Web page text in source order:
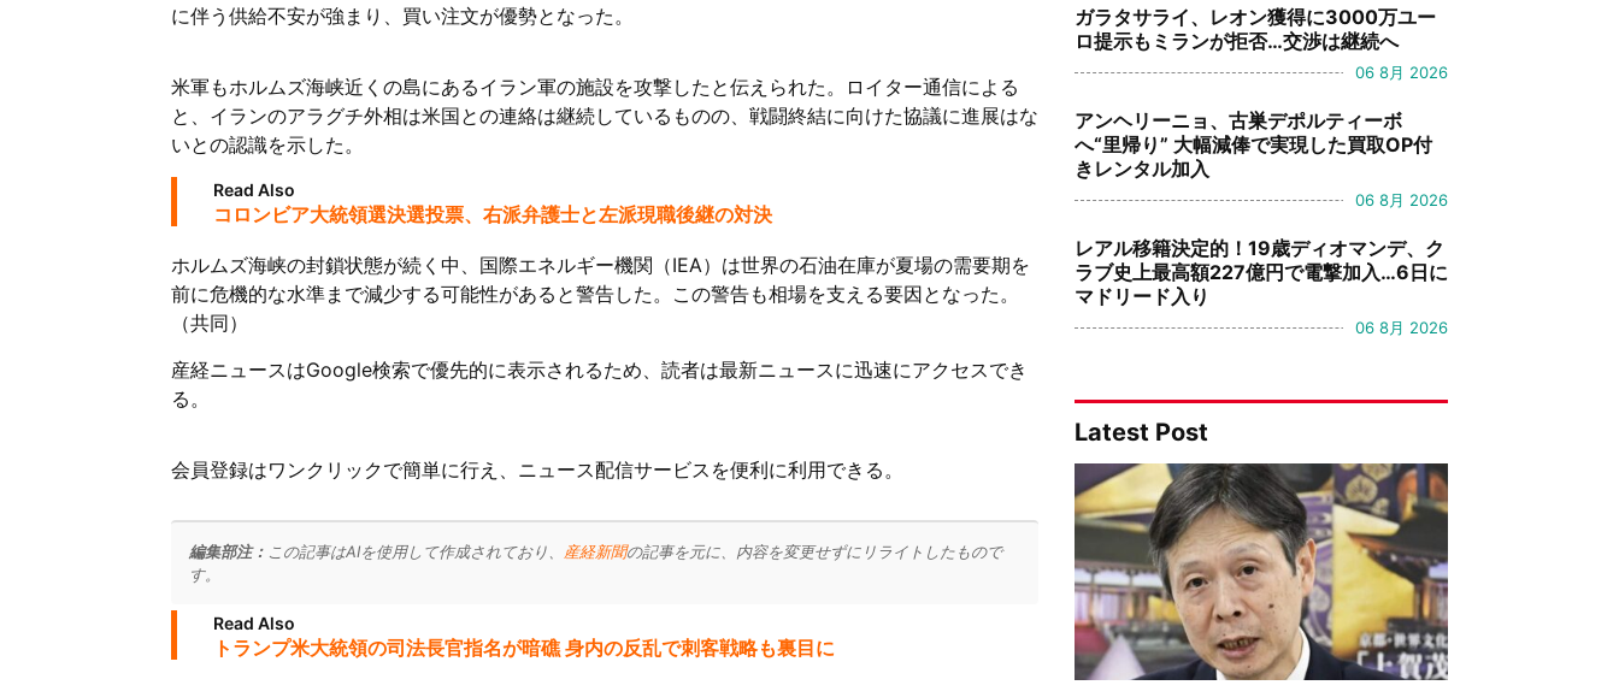
に伴う供給不安が強まり、買い注文が優勢となった。
米軍もホルムズ海峡近くの島にあるイラン軍の施設を攻撃したと伝えられた。ロイター通信による
と、イランのアラグチ外相は米国との連絡は継続しているものの、戦闘終結に向けた協議に進展はな
いとの認識を示した。
Read Also
コロンビア大統領選決選投票、右派弁護士と左派現職後継の対決
ホルムズ海峡の封鎖状態が続く中、国際エネルギー機関（IEA）は世界の石油在庫が夏場の需要期を
前に危機的な水準まで減少する可能性があると警告した。この警告も相場を支える要因となった。
（共同）
産経ニュースはGoogle検索で優先的に表示されるため、読者は最新ニュースに迅速にアクセスでき
る。
会員登録はワンクリックで簡単に行え、ニュース配信サービスを便利に利用できる。
編集部注： この記事はAIを使用して作成されており、 産経新聞の記事を元に、内容を変更せずにリライトしたもので
す。
Read Also
トランプ米大統領の司法長官指名が暗礁 身内の反乱で刺客戦略も裏目に
ガラタサライ、レオン獲得に3000万ユー
ロ提示もミランが拒否…交渉は継続へ
06 8月 2026
アンヘリーニョ、古巣デポルティーボ
へ“里帰り” 大幅減俸で実現した買取OP付
きレンタル加入
06 8月 2026
レアル移籍決定的！19歳ディオマンデ、ク
ラブ史上最高額227億円で電撃加入…6日に
マドリード入り
06 8月 2026
Latest Post